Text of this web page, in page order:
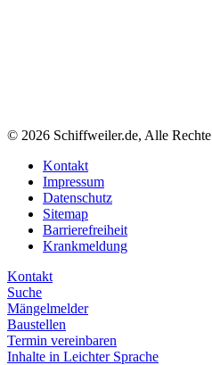
© 2026 Schiffweiler.de, Alle
Kontakt
Impressum
Datenschutz
Sitemap
Barrierefreiheit
Krankmeldung
Kontakt
Suche
Mängelmelder
Baustellen
Termin vereinbaren
Inhalte in Leichter Sprache